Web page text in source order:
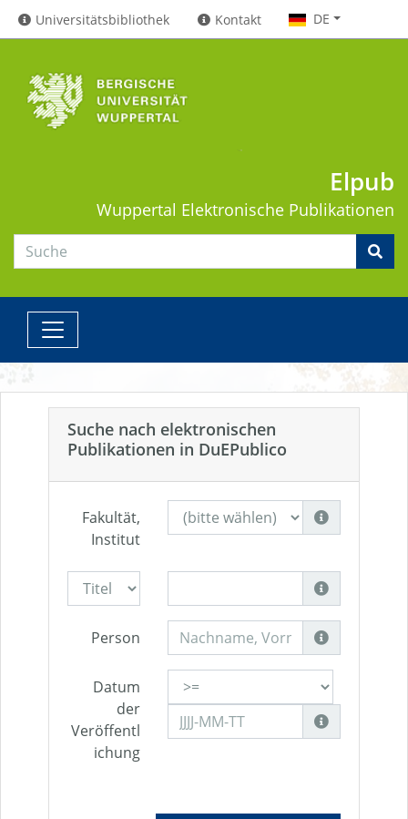
Universitätsbibliothek Kontakt DE
Elpub
Wuppertal Elektronische Publikationen
Suche nach elektronischen
Publikationen in DuEPublico
Fakultät,
Institut
Person
Datum
der
Veröffentl
ichung